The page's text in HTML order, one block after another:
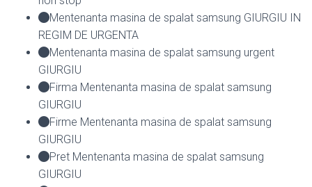
Mentenanta masina de spalat samsung GIURGIU IN
REGIM DE URGENTA
Mentenanta masina de spalat samsung urgent
GIURGIU
Firma Mentenanta masina de spalat samsung
GIURGIU
Firme Mentenanta masina de spalat samsung
GIURGIU
Pret Mentenanta masina de spalat samsung
GIURGIU